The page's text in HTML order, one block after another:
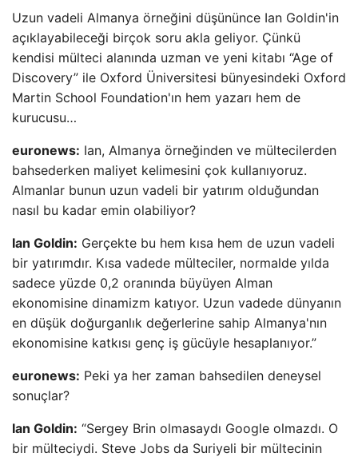
Uzun vadeli Almanya örneğini düşününce Ian Goldin'in
açıklayabileceği birçok soru akla geliyor. Çünkü
kendisi mülteci alanında uzman ve yeni kitabı “Age of
Discovery” ile Oxford Üniversitesi bünyesindeki Oxford
Martin School Foundation'ın hem yazarı hem de
kurucusu…
euronews: Ian, Almanya örneğinden ve mültecilerden
bahsederken maliyet kelimesini çok kullanıyoruz.
Almanlar bunun uzun vadeli bir yatırım olduğundan
nasıl bu kadar emin olabiliyor?
Ian Goldin: Gerçekte bu hem kısa hem de uzun vadeli
bir yatırımdır. Kısa vadede mülteciler, normalde yılda
sadece yüzde 0,2 oranında büyüyen Alman
ekonomisine dinamizm katıyor. Uzun vadede dünyanın
en düşük doğurganlık değerlerine sahip Almanya'nın
ekonomisine katkısı genç iş gücüyle hesaplanıyor.”
euronews: Peki ya her zaman bahsedilen deneysel
sonuçlar?
Ian Goldin: “Sergey Brin olmasaydı Google olmazdı. O
bir mülteciydi. Steve Jobs da Suriyeli bir mültecinin